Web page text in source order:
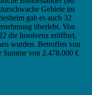
Gebiete im
gab es auch 32
überlebt. Von
die Insolvenz eröffnet,
wurden. Betroffen von
Summe von 2.478.000 €